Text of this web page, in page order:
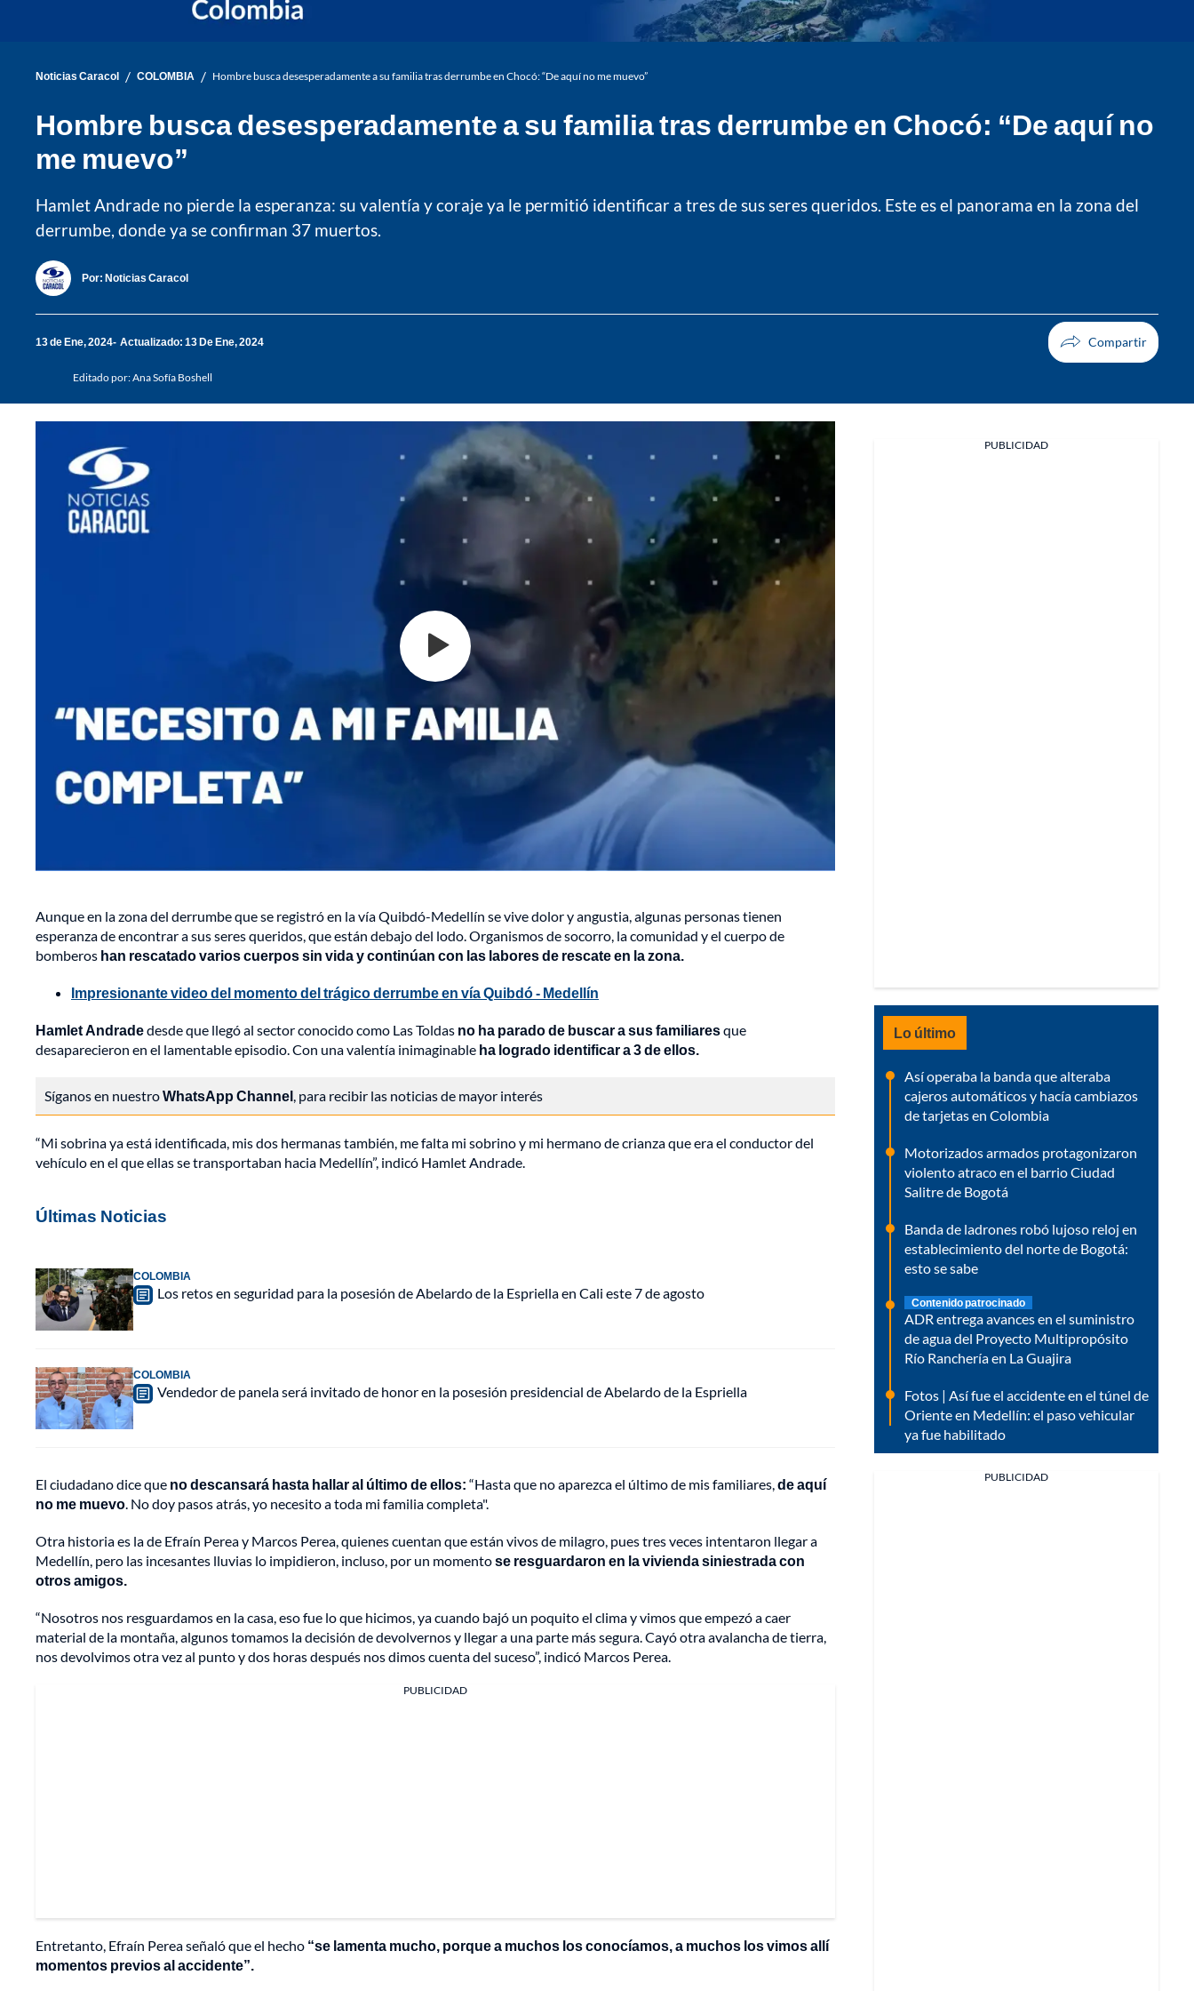
Noticias Caracol / COLOMBIA / Hombre busca desesperadamente a su familia tras derrumbe en Chocó: “De aquí no me muevo”
Hombre busca desesperadamente a su familia tras derrumbe en Chocó: “De aquí no
me muevo”
Hamlet Andrade no pierde la esperanza: su valentía y coraje ya le permitió identificar a tres de sus seres queridos. Este es el panorama en la zona del
derrumbe, donde ya se confirman 37 muertos.
Por: Noticias Caracol
13 de Ene, 2024 Actualizado: 13 De Ene, 2024
Editado por:Ana Sofía Boshell
Aunque en la zona del derrumbe que se registró en la vía Quibdó-Medellín se vive dolor y angustia, algunas personas tienen
esperanza de encontrar a sus seres queridos, que están debajo del lodo. Organismos de socorro, la comunidad y el cuerpo de
bomberos han rescatado varios cuerpos sin vida y continúan con las labores de rescate en la zona.
Impresionante video del momento del trágico derrumbe en vía Quibdó - Medellín
Hamlet Andradedesde que llegó al sector conocido como Las Toldas no ha parado de buscar a sus familiaresque
desaparecieron en el lamentable episodio. Con una valentía inimaginable ha logrado identificar a 3 de ellos.
Síganos en nuestroWhatsApp Channel, para recibir las noticias de mayor interés
“Mi sobrina ya está identificada, mis dos hermanas también, me falta mi sobrino y mi hermano de crianza que era el conductor del
vehículo en el que ellas se transportaban hacia Medellín”, indicó Hamlet Andrade.
Últimas Noticias
COLOMBIA
Los retos en seguridad para la posesión de Abelardo de la Espriella en Cali este 7 de agosto
COLOMBIA
Vendedor de panela será invitado de honor en la posesión presidencial de Abelardo de la Espriella
El ciudadano dice que no descansará hasta hallar al último de ellos: “Hasta que no aparezca el último de mis familiares,de aquí
no me muevo. No doy pasos atrás, yo necesito a toda mi familia completa".
Otra historia es la de Efraín Perea y Marcos Perea, quienes cuentan que están vivos de milagro, pues tres veces intentaron llegar a
Medellín, pero las incesantes lluvias lo impidieron, incluso, por un momentose resguardaron en la vivienda siniestrada con
otros amigos.
“Nosotros nos resguardamos en la casa, eso fue lo que hicimos, ya cuando bajó un poquito el clima y vimos que empezó a caer
material de la montaña, algunos tomamos la decisión de devolvernos y llegar a una parte más segura. Cayó otra avalancha de tierra,
nos devolvimos otra vez al punto y dos horas después nos dimos cuenta del suceso”, indicó Marcos Perea.
PUBLICIDAD
Entretanto, Efraín Perea señaló que el hecho “se lamenta mucho, porque a muchos los conocíamos, a muchos los vimos allí
momentos previos al accidente”.
PUBLICIDAD
Lo último
Así operaba la banda que alteraba
cajeros automáticos y hacía cambiazos
de tarjetas en Colombia
Motorizados armados protagonizaron
violento atraco en el barrio Ciudad
Salitre de Bogotá
Banda de ladrones robó lujoso reloj en
establecimiento del norte de Bogotá:
esto se sabe
Contenido patrocinado
ADR entrega avances en el suministro
de agua del Proyecto Multipropósito
Río Ranchería en La Guajira
Fotos | Así fue el accidente en el túnel de
Oriente en Medellín: el paso vehicular
ya fue habilitado
PUBLICIDAD